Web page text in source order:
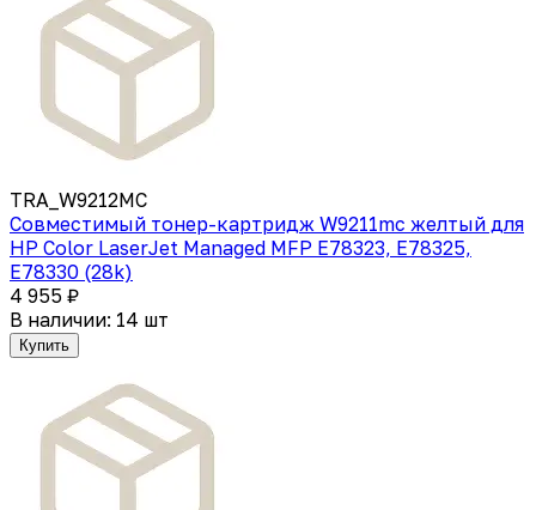
TRA_W9212MC
Совместимый тонер-картридж W9211mc желтый для
HP Color LaserJet Managed MFP E78323, E78325,
E78330 (28k)
4 955 ₽
В наличии: 14 шт
Купить